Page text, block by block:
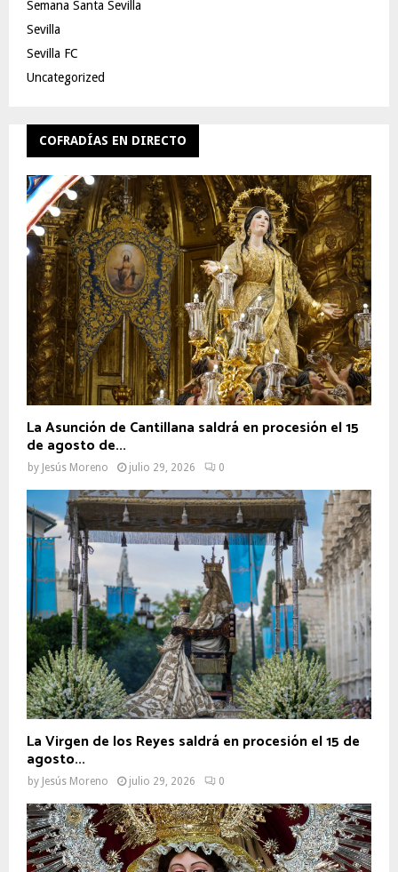
Semana Santa Sevilla
Sevilla
Sevilla FC
Uncategorized
COFRADÍAS EN DIRECTO
La Asunción de Cantillana saldrá en procesión el 15
de agosto de...
by Jesús Moreno julio 29, 2026 0
La Virgen de los Reyes saldrá en procesión el 15 de
agosto...
by Jesús Moreno julio 29, 2026 0